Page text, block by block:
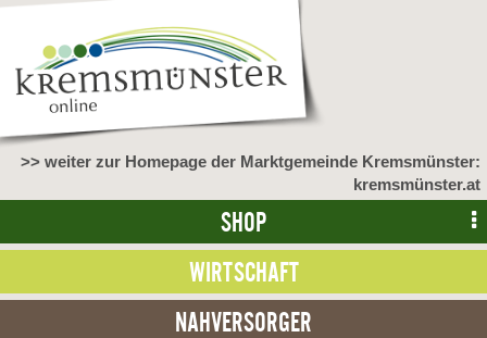
>> weiter zur Homepage der Marktgemeinde Kremsmünster:
kremsmünster.at
SHOP
WIRTSCHAFT
NAHVERSORGER